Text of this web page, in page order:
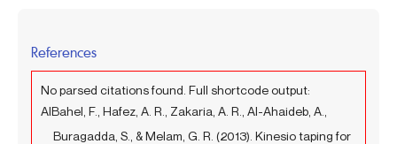
References
No parsed citations found. Full shortcode output:
AlBahel, F., Hafez, A. R., Zakaria, A. R., Al-Ahaideb, A.,
Buragadda, S., & Melam, G. R. (2013). Kinesio taping for